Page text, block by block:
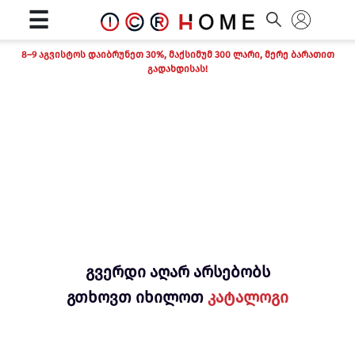
☰
8–9 აგვისტოს დაიბრუნეთ 30%, მაქსიმუმ 300 ლარი, მერე ბარათით
გადახდისას!
გვერდი აღარ არსებობს
გთხოვთ იხილოთ კატალოგი